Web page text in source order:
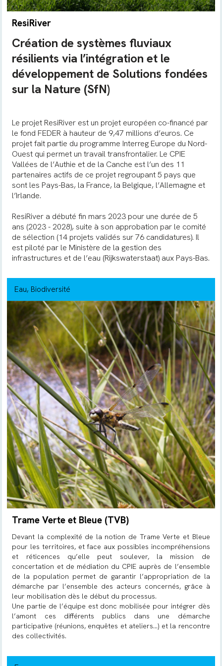
ResiRiver
Création de systèmes fluviaux
résilients via l’intégration et le
développement de Solutions fondées
sur la Nature (SfN)
Le projet ResiRiver est un projet européen co-financé par
le fond FEDER à hauteur de 9,47 millions d’euros. Ce
projet fait partie du programme Interreg Europe du Nord-
Ouest qui permet un travail transfrontalier. Le CPIE
Vallées de l’Authie et de la Canche est l’un des 11
partenaires actifs de ce projet regroupant 5 pays que
sont les Pays-Bas, la France, la Belgique, l’Allemagne et
l’Irlande.
ResiRiver a débuté fin mars 2023 pour une durée de 5
ans (2023 - 2028), suite à son approbation par le comité
de sélection (14 projets validés sur 76 candidatures). Il
est piloté par le Ministère de la gestion des
infrastructures et de l’eau (Rijkswaterstaat) aux Pays-Bas.
Eau, Biodiversité
Trame Verte et Bleue (TVB)
Devant la complexité de la notion de Trame Verte et Bleue
pour les territoires, et face aux possibles incompréhensions
et réticences qu’elle peut soulever, la mission de
concertation et de médiation du CPIE auprès de l’ensemble
de la population permet de garantir l’appropriation de la
démarche par l’ensemble des acteurs concernés, grâce à
leur mobilisation dès le début du processus.
Une partie de l’équipe est donc mobilisée pour intégrer dès
l’amont ces différents publics dans une démarche
participative (réunions, enquêtes et ateliers...) et la rencontre
des collectivités.